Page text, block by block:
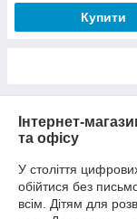
Купити
Інтернет-
та офісу
У століття
обійтися без
всім. Дітям для